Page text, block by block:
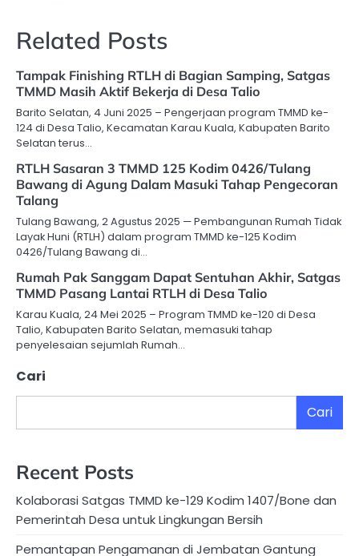
Related Posts
Tampak Finishing RTLH di Bagian Samping, Satgas
TMMD Masih Aktif Bekerja di Desa Talio
Barito Selatan, 4 Juni 2025 – Pengerjaan program TMMD ke-
124 di Desa Talio, Kecamatan Karau Kuala, Kabupaten Barito
Selatan terus…
RTLH Sasaran 3 TMMD 125 Kodim 0426/Tulang
Bawang di Agung Dalam Masuki Tahap Pengecoran
Talang
Tulang Bawang, 2 Agustus 2025 — Pembangunan Rumah Tidak
Layak Huni (RTLH) dalam program TMMD ke-125 Kodim
0426/Tulang Bawang di…
Rumah Pak Sanggam Dapat Sentuhan Akhir, Satgas
TMMD Pasang Lantai RTLH di Desa Talio
Karau Kuala, 24 Mei 2025 – Program TMMD ke-120 di Desa
Talio, Kabupaten Barito Selatan, memasuki tahap
penyelesaian sejumlah Rumah…
Cari
Cari
Recent Posts
Kolaborasi Satgas TMMD ke-129 Kodim 1407/Bone dan
Pemerintah Desa untuk Lingkungan Bersih
Pemantapan Pengamanan di Jembatan Gantung